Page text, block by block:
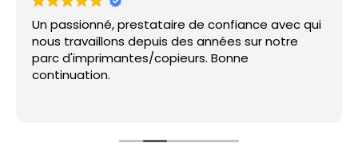
Un passionné, prestataire de confiance avec qui
nous travaillons depuis des années sur notre
parc d'imprimantes/copieurs. Bonne
continuation.